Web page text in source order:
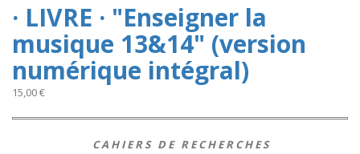
· LIVRE · "Enseigner la
musique 13&14" (version
numérique intégral)
15,00 €
C A H I E R S D E R E C H E R C H E S